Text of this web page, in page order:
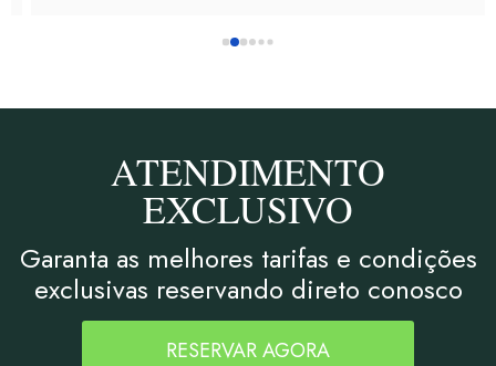
ATENDIMENTO
EXCLUSIVO
Garanta as melhores tarifas e condições
exclusivas reservando direto conosco
RESERVAR AGORA